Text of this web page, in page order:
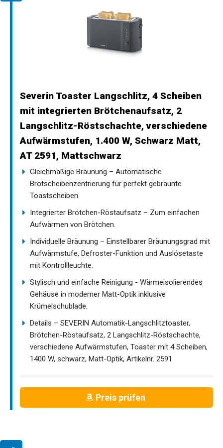
Severin Toaster Langschlitz, 4 Scheiben
mit integrierten Brötchenaufsatz, 2
Langschlitz-Röstschachte, verschiedene
Aufwärmstufen, 1.400 W, Schwarz Matt,
AT 2591, Mattschwarz
Gleichmäßige Bräunung – Automatische
Brotscheibenzentrierung für perfekt gebräunte
Toastscheiben.
Integrierter Brötchen-Röstaufsatz – Zum einfachen
Aufwärmen von Brötchen.
Individuelle Bräunung – Einstellbarer Bräunungsgrad mit
Aufwärmstufe, Defroster-Funktion und Auslösetaste
mit Kontrollleuchte.
Stylisch und einfache Reinigung - Wärmeisolierendes
Gehäuse in moderner Matt-Optik inklusive
Krümelschublade.
Details – SEVERIN Automatik-Langschlitztoaster,
Brötchen-Röstaufsatz, 2 Langschlitz-Röstschachte,
verschiedene Aufwärmstufen, Toaster mit 4 Scheiben,
1400 W, schwarz, Matt-Optik, Artikelnr. 2591
Preis prüfen